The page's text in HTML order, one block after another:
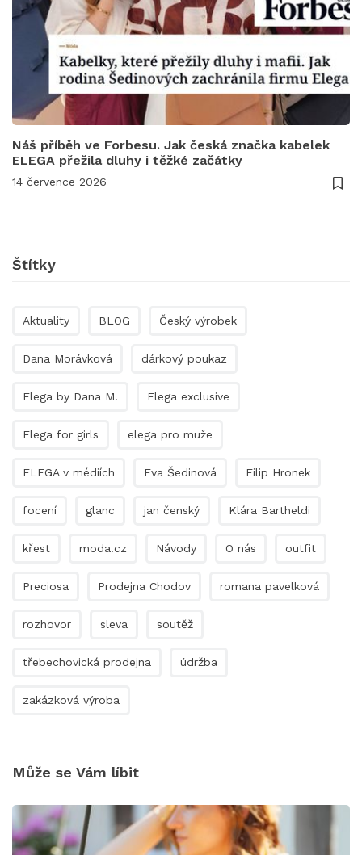
Náš příběh ve Forbesu. Jak česká značka kabelek
ELEGA přežila dluhy i těžké začátky
14 července 2026
Štítky
Aktuality BLOG Český výrobek
Dana Morávková dárkový poukaz
Elega by Dana M. Elega exclusive
Elega for girls elega pro muže
ELEGA v médiích Eva Šedinová Filip Hronek
focení glanc jan čenský Klára Bartheldi
křest moda.cz Návody O nás outfit
Preciosa Prodejna Chodov romana pavelková
rozhovor sleva soutěž
třebechovická prodejna údržba
zakázková výroba
Může se Vám líbit